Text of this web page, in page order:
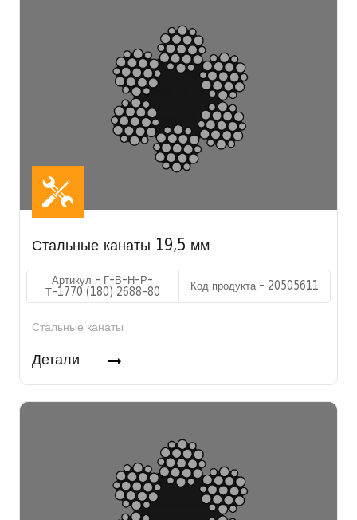
Стальные канаты 19,5 мм
Артикул - Г-В-Н-Р-
Т-1770 (180) 2688-80
Код продукта - 20505611
Стальные канаты
Детали